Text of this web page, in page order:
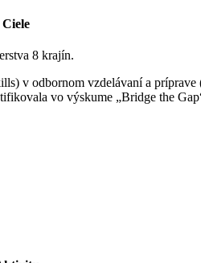
Ciele
8 krajín.
v odbornom vzdelávaní a
vo výskume „Bridge the